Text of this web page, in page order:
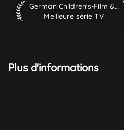
German Children's-Film & German Children's-Film & TV-Festival 2003
Meilleure série TV
Plus d'informations